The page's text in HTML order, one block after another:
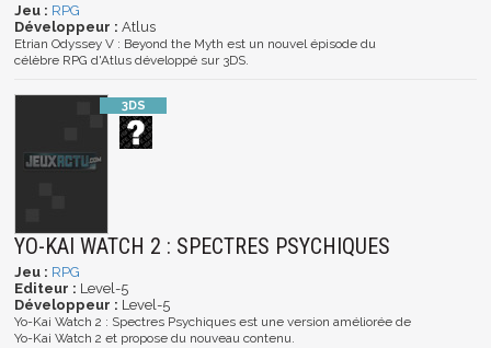
Jeu : RPG
Développeur : Atlus
Etrian Odyssey V : Beyond the Myth est un nouvel épisode du
célèbre RPG d'Atlus développé sur 3DS.
YO-KAI WATCH 2 : SPECTRES PSYCHIQUES
Jeu : RPG
Editeur : Level-5
Développeur : Level-5
Yo-Kai Watch 2 : Spectres Psychiques est une version améliorée de
Yo-Kai Watch 2 et propose du nouveau contenu.